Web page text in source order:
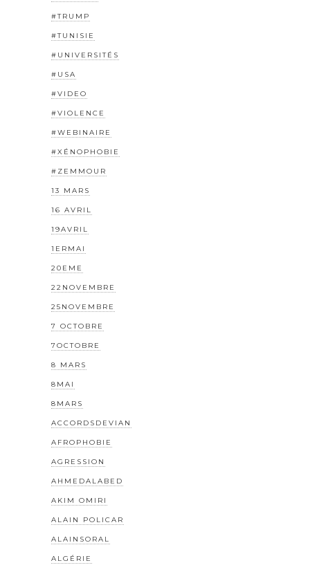
#TRUMP
#TUNISIE
#UNIVERSITÉS
#USA
#VIDEO
#VIOLENCE
#WEBINAIRE
#XÉNOPHOBIE
#ZEMMOUR
13 MARS
16 AVRIL
19AVRIL
1ERMAI
20EME
22NOVEMBRE
25NOVEMBRE
7 OCTOBRE
7OCTOBRE
8 MARS
8MAI
8MARS
ACCORDSDEVIAN
AFROPHOBIE
AGRESSION
AHMEDALABED
AKIM OMIRI
ALAIN POLICAR
ALAINSORAL
ALGÉRIE